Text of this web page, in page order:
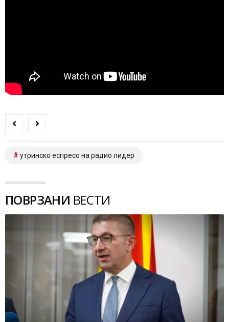
утринско еспресо на радио лидер
ПОВРЗАНИ ВЕСТИ